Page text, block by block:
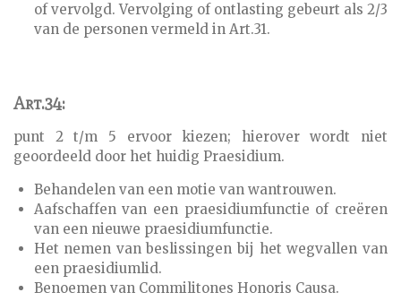
of vervolgd. Vervolging of ontlasting gebeurt als 2/3
van de personen vermeld in Art.31.
Art.34:
punt 2 t/m 5 ervoor kiezen; hierover wordt niet
geoordeeld door het huidig Praesidium.
Behandelen van een motie van wantrouwen.
Aafschaffen van een praesidiumfunctie of creëren
van een nieuwe praesidiumfunctie.
Het nemen van beslissingen bij het wegvallen van
een praesidiumlid.
Benoemen van Commilitones Honoris Causa.